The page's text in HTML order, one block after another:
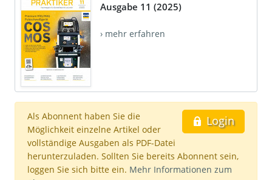
Ausgabe 11 (2025)
› mehr erfahren
Login
Als Abonnent haben Sie die
Möglichkeit einzelne Artikel oder
vollständige Ausgaben als PDF-Datei
herunterzuladen. Sollten Sie bereits Abonnent sein,
loggen Sie sich bitte ein. Mehr Informationen zum